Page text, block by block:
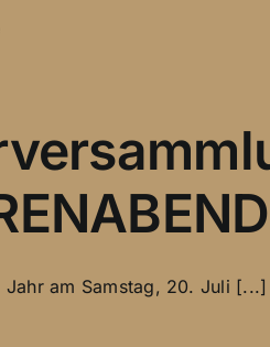
am Samstag, 20. Juli [...]